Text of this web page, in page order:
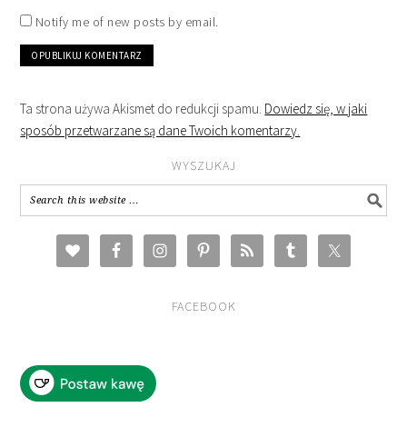
Notify me of new posts by email.
Ta strona używa Akismet do redukcji spamu. Dowiedz się, w jaki
sposób przetwarzane są dane Twoich komentarzy.
WYSZUKAJ
FACEBOOK